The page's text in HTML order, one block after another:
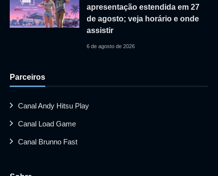
apresentação estendida em 27
de agosto; veja horário e onde
assistir
6 de agosto de 2026
Parceiros
Canal Andy Hitsu Play
Canal Load Game
Canal Brunno Fast